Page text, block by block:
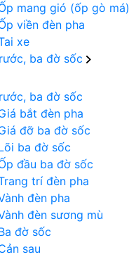
mang gió (ốp gò má)
viền đèn pha
xe
ba đờ sốc
ba đờ sốc
bắt đèn pha
đỡ ba đờ sốc
ba đờ sốc
đầu ba đờ sốc
trí đèn pha
đèn pha
đèn sương mù
đờ sốc
sau